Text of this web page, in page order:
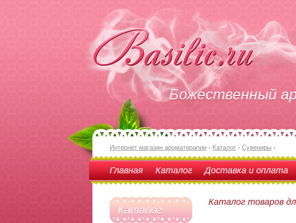
Божественный
Интернет магазин ароматерапии › Каталог › Сувениры ›
Главная Каталог Доставка и оплата
Каталог
Каталог товаров